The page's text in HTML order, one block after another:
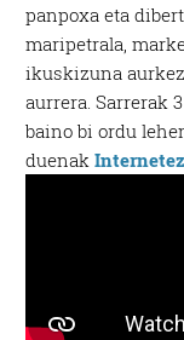
panpoxa eta
maripetrala,
ikuskizuna
aurrera. Sarrerak
baino bi ordu
duenakInternetez